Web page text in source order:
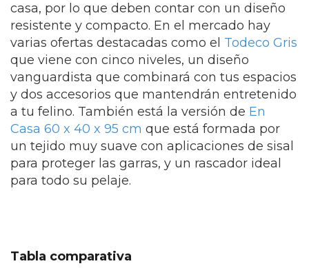
casa, por lo que deben contar con un diseño
resistente y compacto. En el mercado hay
varias ofertas destacadas como el Todeco Gris
que viene con cinco niveles, un diseño
vanguardista que combinará con tus espacios
y dos accesorios que mantendrán entretenido
a tu felino. También está la versión de En
Casa 60 x 40 x 95 cm que está formada por
un tejido muy suave con aplicaciones de sisal
para proteger las garras, y un rascador ideal
para todo su pelaje.
Tabla comparativa